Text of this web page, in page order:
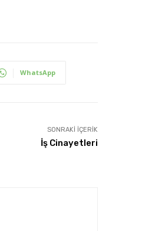
WhatsApp
SONRAKI İÇERIK
İş Cinayetleri